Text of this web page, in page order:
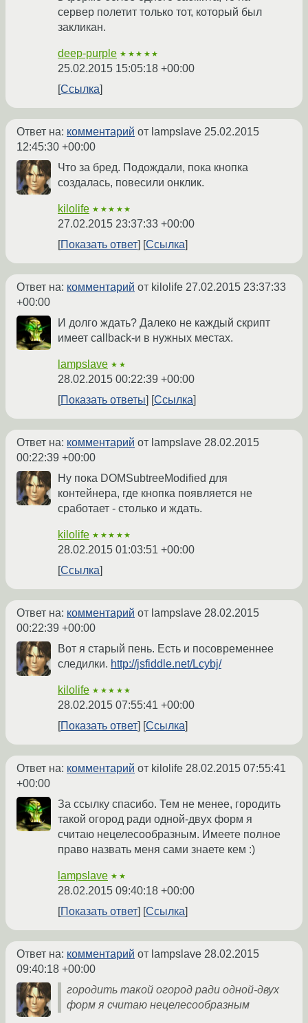
сервер полетит только тот, который был
закликан.
deep-purple ★★★★★
25.02.2015 15:05:18 +00:00
Ссылка
Ответ на: комментарий от lampslave 25.02.2015
12:45:30 +00:00
Что за бред. Подождали, пока кнопка
создалась, повесили онклик.
kilolife ★★★★★
27.02.2015 23:37:33 +00:00
Показать ответ
Ссылка
Ответ на: комментарий от kilolife 27.02.2015 23:37:33
+00:00
И долго ждать? Далеко не каждый скрипт
имеет callback-и в нужных местах.
lampslave ★★
28.02.2015 00:22:39 +00:00
Показать ответы
Ссылка
Ответ на: комментарий от lampslave 28.02.2015
00:22:39 +00:00
Ну пока DOMSubtreeModified для
контейнера, где кнопка появляется не
сработает - столько и ждать.
kilolife ★★★★★
28.02.2015 01:03:51 +00:00
Ссылка
Ответ на: комментарий от lampslave 28.02.2015
00:22:39 +00:00
Вот я старый пень. Есть и посовременнее
следилки. http://jsfiddle.net/Lcybj/
kilolife ★★★★★
28.02.2015 07:55:41 +00:00
Показать ответ
Ссылка
Ответ на: комментарий от kilolife 28.02.2015 07:55:41
+00:00
За ссылку спасибо. Тем не менее, городить
такой огород ради одной-двух форм я
считаю нецелесообразным. Имеете полное
право назвать меня сами знаете кем :)
lampslave ★★
28.02.2015 09:40:18 +00:00
Показать ответ
Ссылка
Ответ на: комментарий от lampslave 28.02.2015
09:40:18 +00:00
городить такой огород ради одной-двух
форм я считаю нецелесообразным